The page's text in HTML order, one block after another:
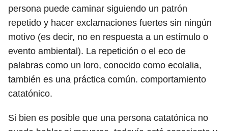
persona puede caminar siguiendo un patrón
repetido y hacer exclamaciones fuertes sin ningún
motivo (es decir, no en respuesta a un estímulo o
evento ambiental). La repetición o el eco de
palabras como un loro, conocido como ecolalia,
también es una práctica común. comportamiento
catatónico.
Si bien es posible que una persona catatónica no